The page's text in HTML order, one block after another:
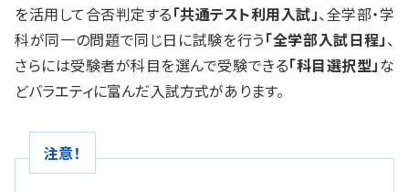
を活用して合否判定する「共通テスト利用入試」、全学部・学
科が同一の問題で同じ日に試験を行う「全学部入試日程」、
さらには受験者が科目を選んで受験できる「科目選択型」な
どバラエティに富んだ入試方式があります。
注意！